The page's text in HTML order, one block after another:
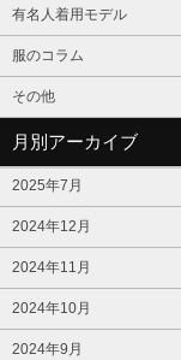
有名人着用モデル
服のコラム
その他
月別アーカイブ
2025年7月
2024年12月
2024年11月
2024年10月
2024年9月